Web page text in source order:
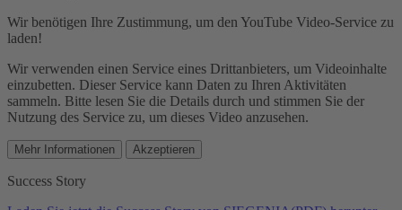
Wir benötigen Ihre Zustimmung, um den YouTube Video-Service zu
laden!
Wir verwenden einen Service eines Drittanbieters, um Videoinhalte
einzubetten. Dieser Service kann Daten zu Ihren Aktivitäten
sammeln. Bitte lesen Sie die Details durch und stimmen Sie der
Nutzung des Service zu, um dieses Video anzusehen.
Mehr Informationen Akzeptieren
Success Story